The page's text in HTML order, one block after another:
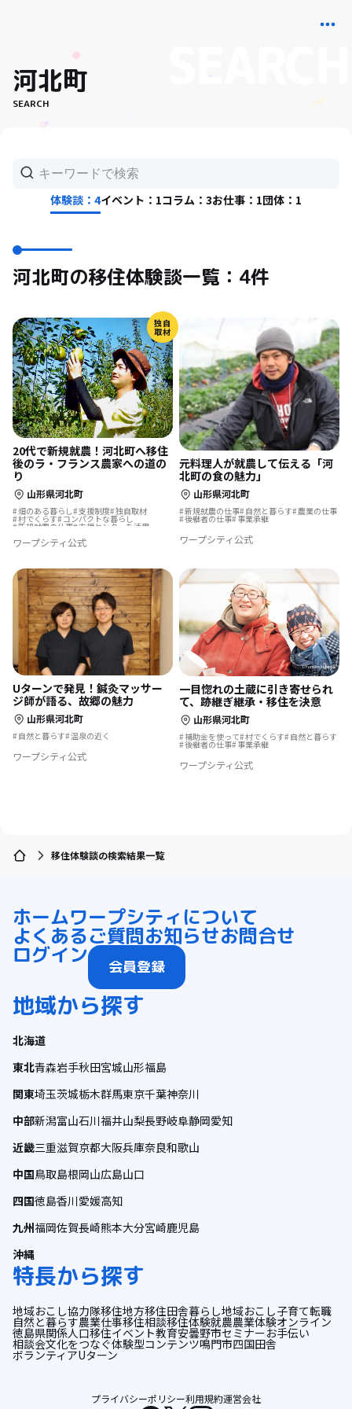
河北町
SEARCH
体験談：4イベント：1コラム：3お仕事：1団体：1
河北町の移住体験談一覧：4件
独自
取材
20代で新規就農！河北町へ移住
後のラ・フランス農家への道の
り
山形県河北町
畑のある暮らし 支援制度 独自取材
村でくらす コンパクトな暮らし
新規就農の仕事 支援センターを活用
地域おこし協力隊
ワープシティ公式
元料理人が就農して伝える「河
北町の食の魅力」
山形県河北町
新規就農の仕事 自然と暮らす 農業の仕事
後継者の仕事 事業承継
ワープシティ公式
Uターンで発見！鍼灸マッサー
ジ師が語る、故郷の魅力
山形県河北町
自然と暮らす 温泉の近く
ワープシティ公式
一目惚れの土蔵に引き寄せられ
て、跡継ぎ継承・移住を決意
山形県河北町
補助金を使って 村でくらす 自然と暮らす
後継者の仕事 事業承継
ワープシティ公式
移住体験談の検索結果一覧
ホームワープシティについて
よくあるご質問お知らせお問合せ
ログイン 会員登録
地域から探す
北海道
東北青森岩手秋田宮城山形福島
関東埼玉茨城栃木群馬東京千葉神奈川
中部新潟富山石川福井山梨長野岐阜静岡愛知
近畿三重滋賀京都大阪兵庫奈良和歌山
中国鳥取島根岡山広島山口
四国徳島香川愛媛高知
九州福岡佐賀長崎熊本大分宮崎鹿児島
沖縄
特長から探す
地域おこし協力隊移住地方移住田舎暮らし地域おこし子育て転職
自然と暮らす農業仕事移住相談移住体験就農農業体験オンライン
徳島県関係人口移住イベント教育安曇野市セミナーお手伝い
相談会文化をつなぐ体験型コンテンツ鳴門市四国田舎
ボランティアUターン
プライバシーポリシー利用規約運営会社